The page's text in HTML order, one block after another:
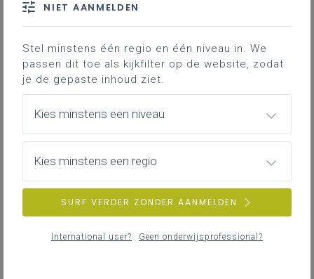
NIET AANMELDEN
Stel minstens één regio en één niveau in. We
passen dit toe als kijkfilter op de website, zodat
je de gepaste inhoud ziet.
Kies minstens een niveau
Kies minstens een regio
SURF VERDER ZONDER AANMELDEN
International user? Geen onderwijsprofessional?